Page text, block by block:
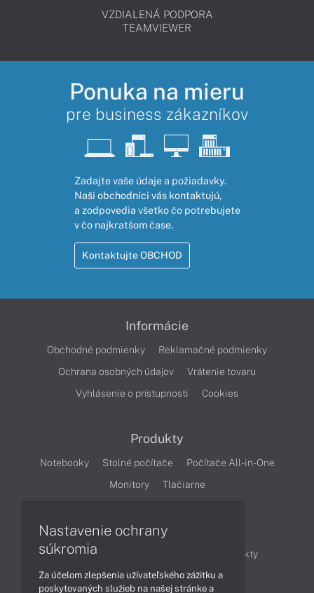
VZDIALENÁ PODPORA
TEAMVIEWER
Ponuka na mieru
pre business zákazníkov
Zadajte vaše údaje a požiadavky.
Naši obchodníci vás kontaktujú,
a zodpovedia všetko čo potrebujete
v čo najkratšom čase.
Kontaktujte OBCHOD
Informácie
Obchodné podmienky
Reklamačné podmienky
Ochrana osobných údajov
Vrátenie tovaru
Vyhlásenie o prístupnosti
Cookies
Produkty
Notebooky Stolné počítače
Počítače All-in-One
Monitory
Tlačiarne
Články
Obchodné informácie
Produkty
Technológie
Videá
Nastavenie ochrany
súkromia
Za účelom zlepšenia užívateľského zážitku a
poskytovaných služieb na našej stránke a